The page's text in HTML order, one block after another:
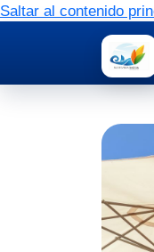
Saltar al contenido